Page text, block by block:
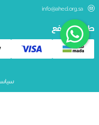
info@ahed.org.sa
طريقة الدفع